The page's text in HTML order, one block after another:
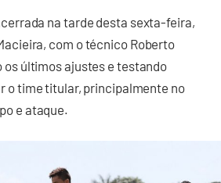
na tarde desta sexta-feira,
com o técnico Roberto
os últimos ajustes e testando
o time titular, principalmente no
e ataque.